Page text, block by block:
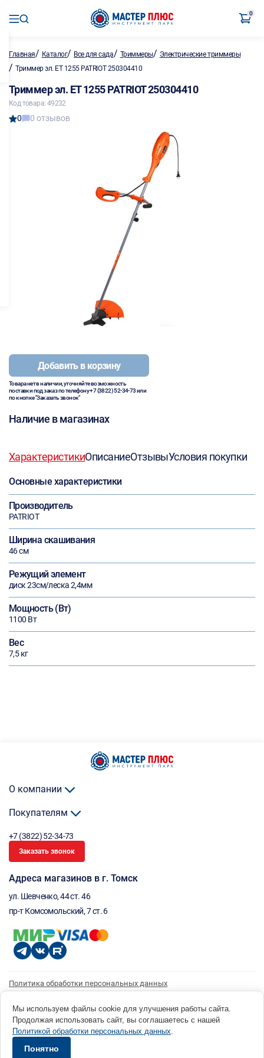
0
Главная/ Каталог/ Все для сада/ Триммеры/ Электрические триммеры
/ Триммер эл. ET 1255 PATRIOT 250304410
Триммер эл. ET 1255 PATRIOT 250304410
Код товара: 49232
0 0 отзывов
Добавить в корзину
Товара нет в наличии, уточняйте возможность
поставки под заказ по телефону+7 (3822) 52-34-73или
по кнопке "Заказать звонок"
Наличие в магазинах
ХарактеристикиОписаниеОтзывыУсловия покупки
Основные характеристики
Производитель
PATRIOT
Ширина скашивания
46 см
Режущий элемент
диск 23см/леска 2,4мм
Мощность (Вт)
1100 Вт
Вес
7,5 кг
О компании
Покупателям
+7 (3822) 52-34-73
Заказать звонок
Адреса магазинов в г. Томск
ул. Шевченко, 44 ст. 46
пр-т Комсомольский, 7 ст. 6
Политика обработки персональных данных
Согласие на получение рассылки
© 1996 - 2026 инструмент парк «Мастер Плюс» Россия, г. Томск, ул. Шевченко, 44 ст. 46, (3822) 52-34-
73 okp@masterplus.tomsk.ru ИП Брусницын Д.Н. ИНН 701700002741
Мы используем файлы cookie для улучшения работы сайта.
Продолжая использовать сайт, вы соглашаетесь с нашей
Политикой обработки персональных данных.
Понятно